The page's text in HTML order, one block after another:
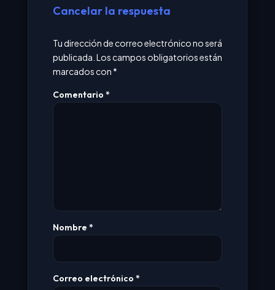
Cancelar la respuesta
Tu dirección de correo electrónico no será
publicada. Los campos obligatorios están
marcados con *
Comentario *
Nombre *
Correo electrónico *